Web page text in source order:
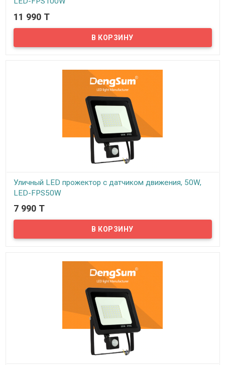
В наличии
Предлагаем уличные LED светодиодные прожекторы мощностью
100W для освещения всевозможных участков территории.
Применяются в частных домах, на приусадебных участках, дачах,
11 990 T
Уличный LED прожектор с датчиком движения, 50W,
LED-FPS50W
В наличии
Предлагаем уличные LED светодиодные прожекторы мощностью
50W для освещения всевозможных участков территории.
Применяются в частных домах, на приусадебных участках, дачах,
7 990 T